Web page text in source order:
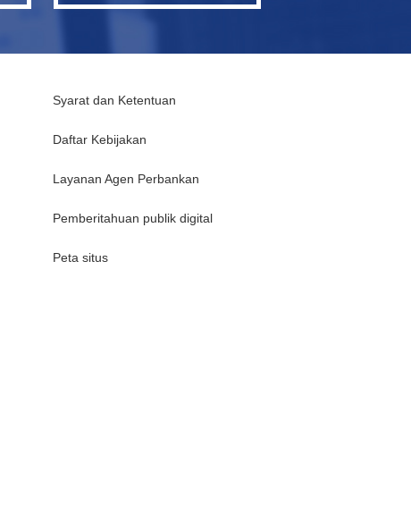
Syarat dan Ketentuan
Daftar Kebijakan
Layanan Agen Perbankan
Pemberitahuan publik digital
Peta situs